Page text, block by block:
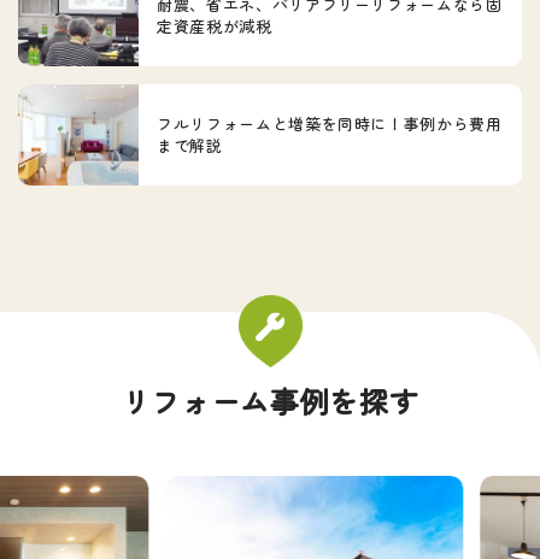
定資産税が減税
フルリフォームと増築を同時に！事例から費用
まで解説
リフォーム事例を探す